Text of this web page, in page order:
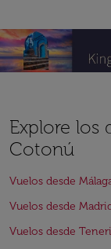
Explore los
Cotonú
Vuelos desde
Vuelos desde
Vuelos desde